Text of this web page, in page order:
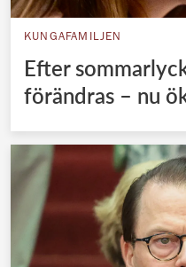
KUNGAFAMILJEN
Efter
förändras – nu